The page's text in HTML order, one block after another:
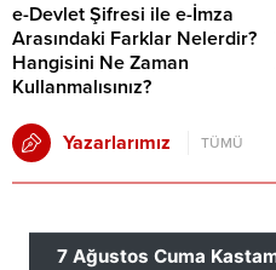
e-Devlet Şifresi ile e-İmza
Arasındaki Farklar Nelerdir?
Hangisini Ne Zaman
Kullanmalısınız?
Yazarlarımız TÜMÜ